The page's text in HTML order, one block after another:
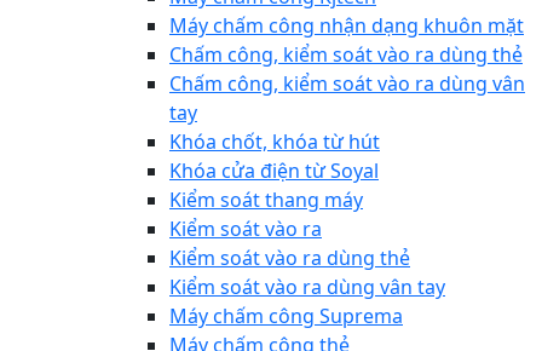
Máy chấm công nhận dạng khuôn mặt
Chấm công, kiểm soát vào ra dùng thẻ
Chấm công, kiểm soát vào ra dùng vân
tay
Khóa chốt, khóa từ hút
Khóa cửa điện từ Soyal
Kiểm soát thang máy
Kiểm soát vào ra
Kiểm soát vào ra dùng thẻ
Kiểm soát vào ra dùng vân tay
Máy chấm công Suprema
Máy chấm công thẻ